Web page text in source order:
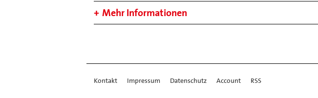
Mehr Informationen
Kontakt Impressum Datenschutz Account RSS